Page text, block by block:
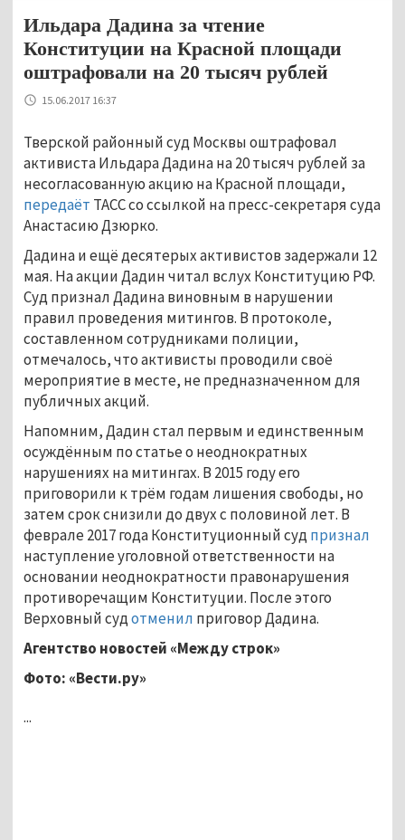
Ильдара Дадина за чтение
Конституции на Красной площади
оштрафовали на 20 тысяч рублей
15.06.2017 16:37
Тверской районный суд Москвы оштрафовал
активиста Ильдара Дадина на 20 тысяч рублей за
несогласованную акцию на Красной площади,
передаёт ТАСС со ссылкой на пресс-секретаря суда
Анастасию Дзюрко.
Дадина и ещё десятерых активистов задержали 12
мая. На акции Дадин читал вслух Конституцию РФ.
Суд признал Дадина виновным в нарушении
правил проведения митингов. В протоколе,
составленном сотрудниками полиции,
отмечалось, что активисты проводили своё
мероприятие в месте, не предназначенном для
публичных акций.
Напомним, Дадин стал первым и единственным
осуждённым по статье о неоднократных
нарушениях на митингах. В 2015 году его
приговорили к трём годам лишения свободы, но
затем срок снизили до двух с половиной лет. В
феврале 2017 года Конституционный судпризнал
наступление уголовной ответственности на
основании неоднократности правонарушения
противоречащим Конституции. После этого
Верховный судотменил приговор Дадина.
Агентство новостей «Между строк»
Фото: «Вести.ру»
...